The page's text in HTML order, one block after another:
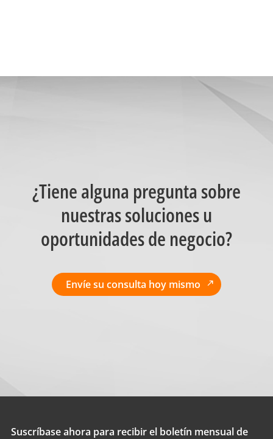
¿Tiene alguna pregunta sobre
nuestras soluciones u
oportunidades de negocio?
Envíe su consulta hoy mismo
Suscríbase ahora para recibir el boletín mensual de